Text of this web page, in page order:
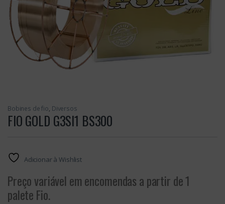
Bobines de fio, Diversos
FIO GOLD G3SI1 BS300
Adicionar à Wishlist
Preço variável em encomendas a partir de 1
palete Fio.